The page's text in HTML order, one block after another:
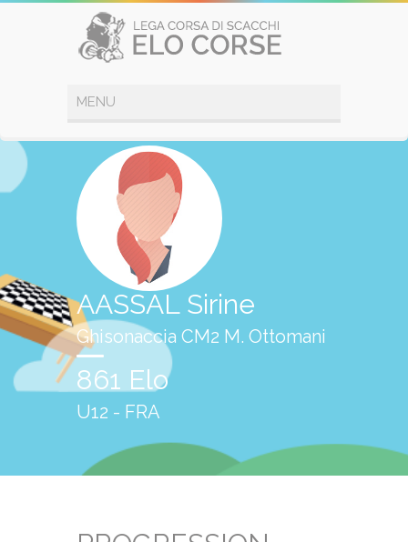
AASSAL Sirine
Ghisonaccia CM2 M. Ottomani
861 Elo
U12 - FRA